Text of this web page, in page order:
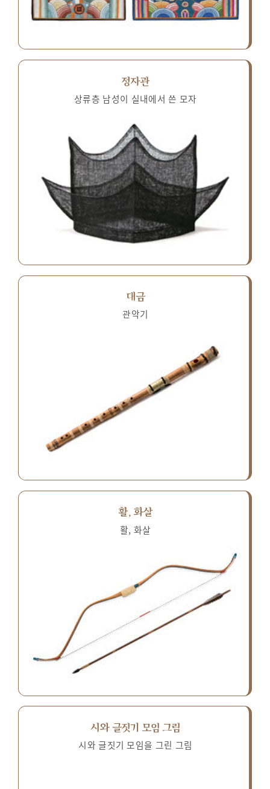
정자관
상류층 남성이 실내에서 쓴 모자
대금
관악기
활, 화살
활, 화살
시와 글짓기 모임 그림
시와 글짓기 모임을 그린 그림